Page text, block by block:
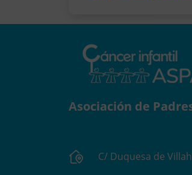
Asociación de
C/ Duquesa de